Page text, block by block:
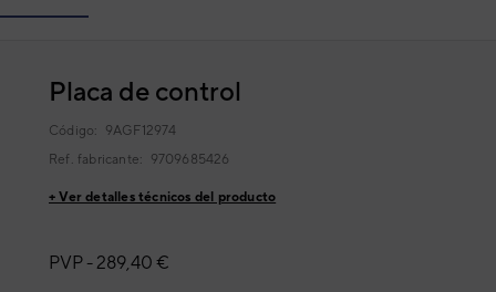
Placa de control
Código: 9AGF12974
Ref. fabricante: 9709685426
+ Ver detalles técnicos del producto
PVP - 289,40 €